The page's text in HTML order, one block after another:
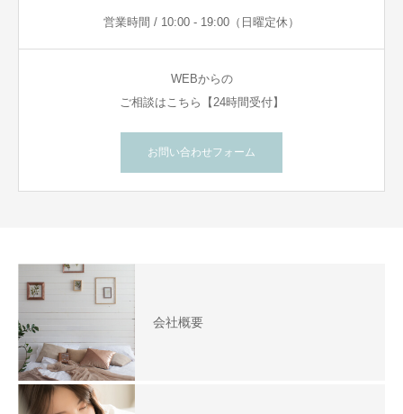
営業時間 / 10:00 - 19:00（日曜定休）
WEBからの
ご相談はこちら【24時間受付】
お問い合わせフォーム
会社概要